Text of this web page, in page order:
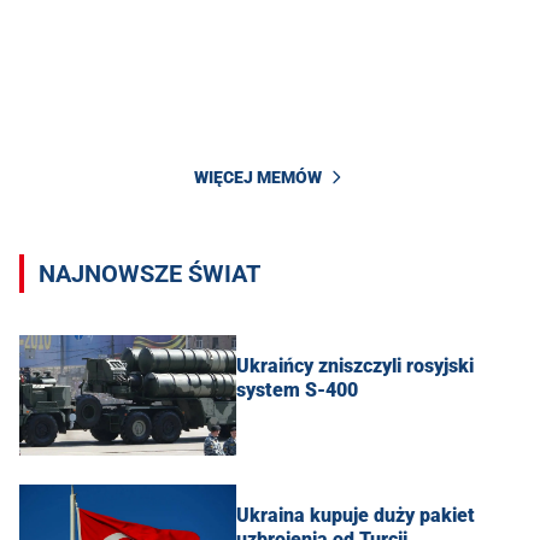
WIĘCEJ MEMÓW
NAJNOWSZE ŚWIAT
Ukraińcy zniszczyli rosyjski
system S-400
Ukraina kupuje duży pakiet